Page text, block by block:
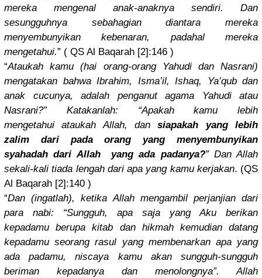
mereka mengenal anak-anaknya sendiri. Dan
sesungguhnya sebahagiandiantara mereka
menyembunyikan kebenaran,
padahal mereka
mengetahui.” ( QS Al Baqarah [2]:146 )
“Ataukah kamu (hai orang-orang Yahudi dan Nasrani)
mengatakan bahwa Ibrahim, Isma’il, Ishaq, Ya’qub dan
anak cucunya, adalah penganut agama Yahudi atau
Nasrani?” Katakanlah: “Apakah kamu lebih
mengetahui ataukah Allah, dansiapakah yang lebih
zalim dari pada orang yang menyembunyikan
syahadah dari Allah yang ada padanya?” Dan Allah
sekali-kali tiada lengah dari apa yang kamu kerjakan. (QS
Al Baqarah [2]:140 )
“Dan (ingatlah), ketika Allah mengambil perjanjiandari
para nabi: “Sungguh, apa saja yang Aku berikan
kepadamu berupa kitab dan hikmah kemudian datang
kepadamu seorang rasul yang membenarkan apa yang
ada padamu, niscaya kamu akan sungguh-sungguh
beriman kepadanya dan menolongnya”. Allah